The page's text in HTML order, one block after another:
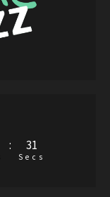
: 30
Secs